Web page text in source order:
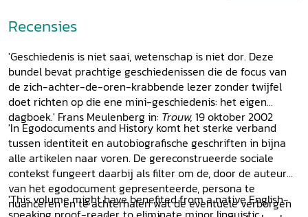
public and private: Karoline von Hessen-Darmstadt's
"Schreib=Calender'' between almanac and diary STEPHEN
CARL ARCH, Besides Benjamin Franklin: autobiography in
America, 1750-1800 MICHAEL MASCUCH, John Wesley,
superstar: periodicity, celebrity, and the sensibility of
Methodist society in Wesley's Journal (1740-1791) ARIANNE
BAGGERMAN, Autobiography and family memory in the
nineteenth century GERARD SCHULTE NORDHOLT, Online
diaries and websites on egodocuments
Recensies
'Geschiedenis is niet saai, wetenschap is niet dor. Deze
bundel bevat prachtige geschiedenissen die de focus van
de zich-achter-de-oren-krabbende lezer zonder twijfel
doet richten op die ene mini-geschiedenis: het eigen
dagboek.' Frans Meulenberg in: Trouw, 19 oktober 2002
'In Egodocuments and History komt het sterke verband
tussen identiteit en autobiografische geschriften in bijna
alle artikelen naar voren. De gereconstrueerde sociale
contekst fungeert daarbij als filter om de, door de auteur
van het egodocument gepresenteerde, persona te
nuanceren en te achterhalen wat de eventuele verborgen
'This volume might have benefited from a native English-